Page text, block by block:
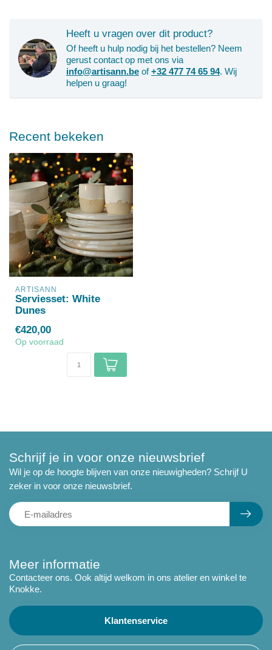
Heeft u vragen over dit product?
Of heeft u hulp nodig bij het bestellen? Neem
gerust contact op met ons via
info@artisann.be of+32 477 74 65 94. Wij
helpen u graag!
Recent bekeken
ARTISANN
Serviesset: White
Dunes
€420,00
Op voorraad
Meer informatie
Contacteer ons. Ook altijd welkom in ons atelier en winkel te
Knokke.
Klantenservice
Schrijf je in voor onze nieuwsbrief
Wil je op de hoogte blijven van onze nieuwigheden? Schrijf U
zeker in voor onze nieuwsbrief.